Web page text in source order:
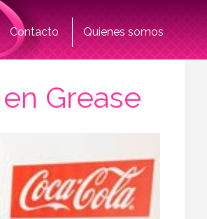
Contacto Quienes somos
Grease